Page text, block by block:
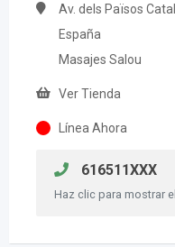
Av. dels Països
España
Masajes Salou
Ver Tienda
Línea Ahora
616511XXX
Haz clic para mostrar